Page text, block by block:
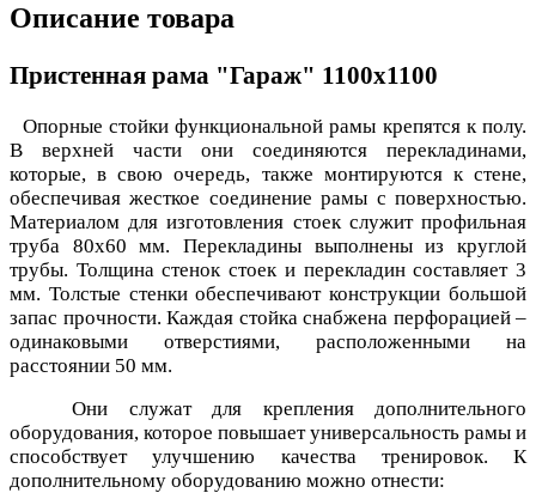
Описание товара
Пристенная рама "Гараж" 1100х1100
Опорные стойки функциональной рамы крепятся к полу.
В верхней части они соединяются перекладинами,
которые, в свою очередь, также монтируются к стене,
обеспечивая жесткое соединение рамы с поверхностью.
Материалом для изготовления стоек служит профильная
труба 80х60 мм. Перекладины выполнены из круглой
трубы. Толщина стенок стоек и перекладин составляет 3
мм. Толстые стенки обеспечивают конструкции большой
запас прочности. Каждая стойка снабжена перфорацией –
одинаковыми отверстиями, расположенными на
расстоянии 50 мм.
Они служат для крепления дополнительного
оборудования, которое повышает универсальность рамы и
способствует улучшению качества тренировок. К
дополнительному оборудованию можно отнести: